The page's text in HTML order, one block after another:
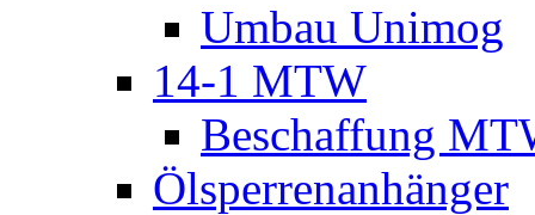
Umbau Unimog
14-1 MTW
Beschaffung
Ölsperrenanhänger